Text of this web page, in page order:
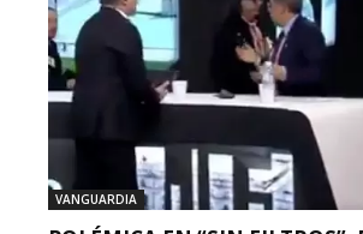
VANGUARDIA